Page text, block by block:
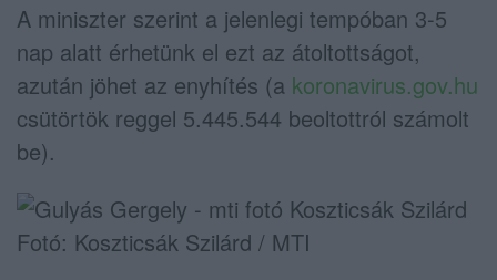
A miniszter szerint a jelenlegi tempóban 3-5
nap alatt érhetünk el ezt az átoltottságot,
azután jöhet az enyhítés (a koronavirus.gov.hu
csütörtök reggel 5.445.544 beoltottról számolt
be).
Fotó: Koszticsák Szilárd / MTI